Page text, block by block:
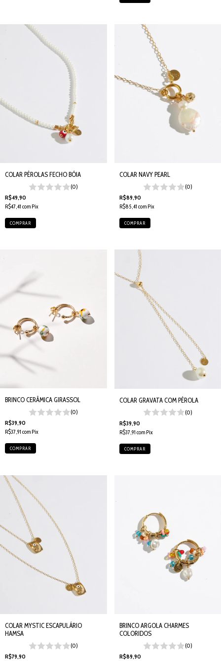
COLAR PÉROLAS FECHO BÓIA
(0)
R$49,90
R$47,41 com Pix
COLAR NAVY PEARL
(0)
R$89,90
R$85,41 com Pix
BRINCO CERÂMICA GIRASSOL
(0)
R$39,90
R$37,91 com Pix
COLAR GRAVATA COM PÉROLA
(0)
R$39,90
R$37,91 com Pix
COLAR MYSTIC ESCAPULÁRIO
HAMSA
(0)
R$79,90
BRINCO ARGOLA CHARMES
COLORIDOS
(0)
R$89,90